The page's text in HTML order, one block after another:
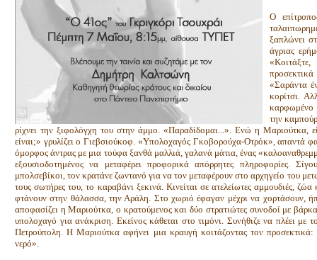
Ο
ξαπλώνει
άγριας
«Σαράντα
κορίτσι.
καρφωμένο
την
ρίχνει την ξιφολόγχη του στην άμμο. «Παραδίδομαι...». Ενώ η Μαριούτκα,
είναι;» γρυλίζει ο Γιεβσιούκοφ. «Υπολοχαγός Γκοβορούχα-Οτρόκ», απαντά
όμορφος άντρας με μια τούφα ξανθά μαλλιά, γαλανά μάτια, ένας
εξουσιοδοτημένος να μεταφέρει προφορικά απόρρητες πληροφορίες.
μπολσεβίκοι, τον κρατάνε ζωντανό για να τον μεταφέρουν στο αρχηγείο του
τους σωτήρες του, το καραβάνι ξεκινά. Κινείται σε ατελείωτες αμμουδιές,
φτάνουν στην θάλασσα, την Αράλη. Στο χωριό έφαγαν μέχρι να χορτάσουν,
αποφασίζει η Μαριούτκα, ο κρατούμενος και δύο στρατιώτες συνοδοί με
υπολοχαγό για ανάκριση. Εκείνος κάθεται στο τιμόνι. Συνήθιζε να πλέει με
Πετρούπολη. Η Μαριούτκα αφήνει μια κραυγή κοιτάζοντας τον
νερό».